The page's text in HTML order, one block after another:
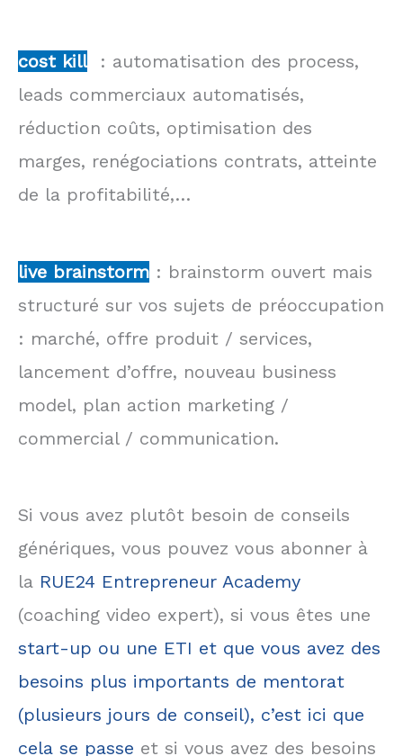
cost kill : automatisation des process,
leads commerciaux automatisés,
réduction coûts, optimisation des
marges, renégociations contrats, atteinte
de la profitabilité,…
live brainstorm : brainstorm ouvert mais
structuré sur vos sujets de préoccupation
: marché, offre produit / services,
lancement d’offre, nouveau business
model, plan action marketing /
commercial / communication.
Si vous avez plutôt besoin de conseils
génériques, vous pouvez vous abonner à
la RUE24 Entrepreneur Academy
(coaching video expert), si vous êtes une
start-up ou une ETI et que vous avez des
besoins plus importants de mentorat
(plusieurs jours de conseil), c’est ici que
cela se passe et si vous avez des besoins